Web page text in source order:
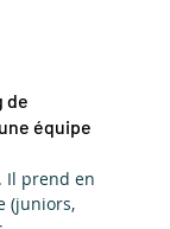
de
équipe
Il prend en
(juniors,